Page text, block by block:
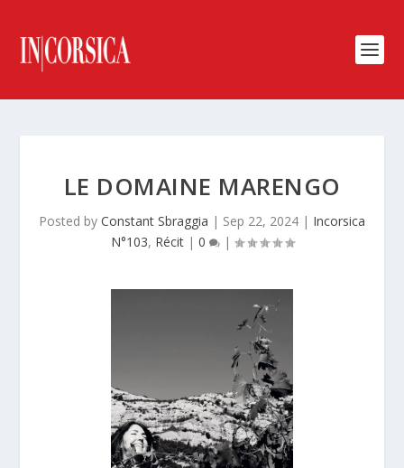
LE DOMAINE MARENGO
Posted by Constant Sbraggia | Sep 22, 2024 | Incorsica
N°103, Récit| 0 |